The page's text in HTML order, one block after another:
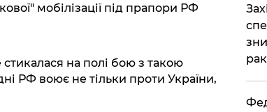
мобілізації під прапори РФ
на полі бою з такою
РФ воює не тільки проти України,